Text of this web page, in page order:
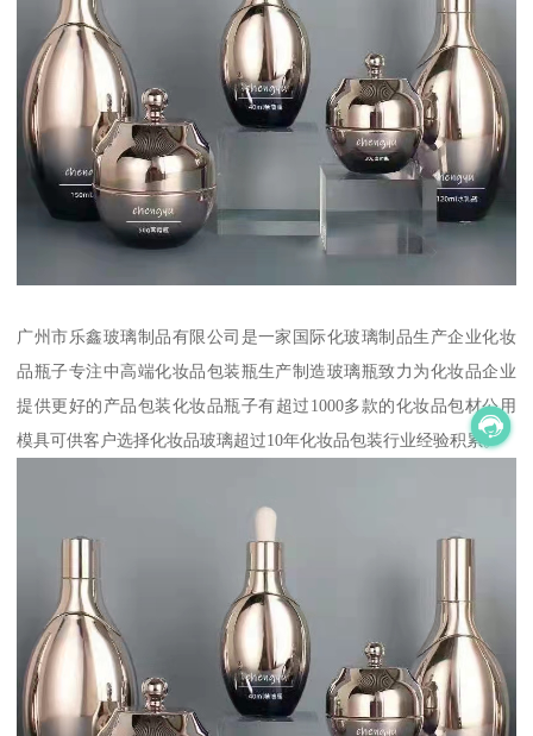
广州市乐鑫玻璃制品有限公司是一家国际化玻璃制品生产企业化妆
品瓶子专注中高端化妆品包装瓶生产制造玻璃瓶致力为化妆品企业
提供更好的产品包装化妆品瓶子有超过1000多款的化妆品包材公用
模具可供客户选择化妆品玻璃超过10年化妆品包装行业经验积累。